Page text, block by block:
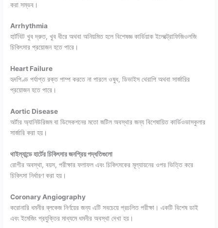
করা সম্ভব।
Arrhythmia
হার্টবিট খুব দ্রুত, খুব ধীরে অথবা অনিয়মিত হলে বিশেষজ্ঞ কার্ডিয়াক ইলেক্ট্রোফিজিওলজি
চিকিৎসার প্রয়োজন হতে পারে।
Heart Failure
হৃদপিণ্ড পর্যাপ্ত রক্ত পাম্প করতে না পারলে ওষুধ, ডিভাইস থেরাপি অথবা সার্জারির
প্রয়োজন হতে পারে।
Aortic Disease
অর্টার অ্যানিউরিজম বা ডিসেকশনের মতো জটিল অবস্থার জন্য বিশেষায়িত কার্ডিওভাসকুলার
সার্জারি করা হয়।
থাইল্যান্ডে হার্টের চিকিৎসার জনপ্রিয় পদ্ধতিগুলো
রোগীর অবস্থা, বয়স, পরীক্ষার ফলাফল এবং চিকিৎসকের মূল্যায়নের ওপর ভিত্তি করে
চিকিৎসা নির্ধারণ করা হয়।
Coronary Angiography
করোনারি ধমনীর ব্লকেজ নির্ণয়ের জন্য এটি সবচেয়ে প্রচলিত পরীক্ষা। একটি বিশেষ ডাই
এবং ইমেজিং প্রযুক্তির মাধ্যমে ধমনীর অবস্থা দেখা হয়।